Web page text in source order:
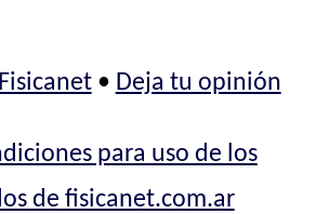
• Deja tu opinión
para uso de los
de fisicanet.com.ar